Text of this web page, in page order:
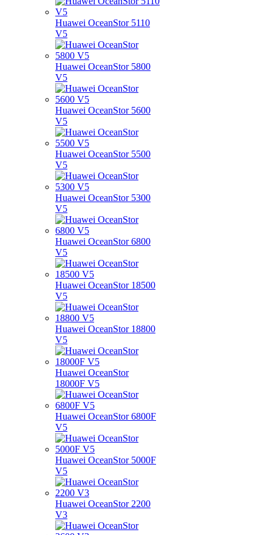
Huawei OceanStor 5110
V5
Huawei OceanStor 5800
V5
Huawei OceanStor 5600
V5
Huawei OceanStor 5500
V5
Huawei OceanStor 5300
V5
Huawei OceanStor 6800
V5
Huawei OceanStor 18500
V5
Huawei OceanStor 18800
V5
Huawei OceanStor
18000F V5
Huawei OceanStor 6800F
V5
Huawei OceanStor 5000F
V5
Huawei OceanStor 2200
V3